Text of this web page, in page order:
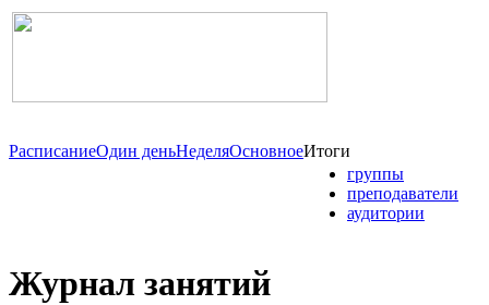
РасписаниеОдин деньНеделяОсновноеИтоги
группы
преподаватели
аудитории
Журнал занятий